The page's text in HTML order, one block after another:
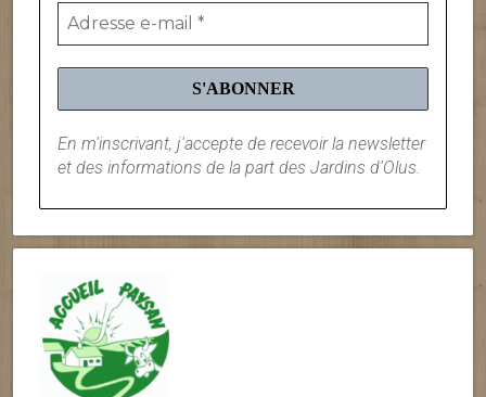
En m'inscrivant, j'accepte de recevoir la newsletter
et des informations de la part des Jardins d'Olus.